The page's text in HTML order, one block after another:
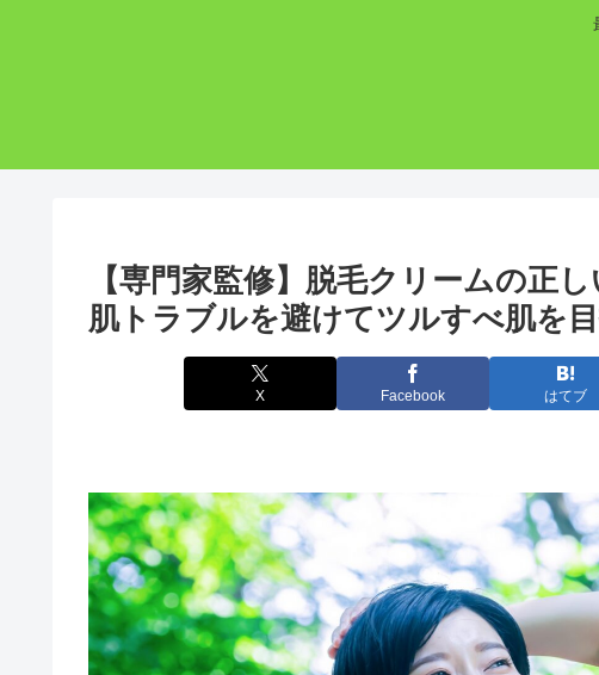
【専門家監修】脱毛クリームの正
肌トラブルを避けてツルすべ肌を
X Facebook はてブ